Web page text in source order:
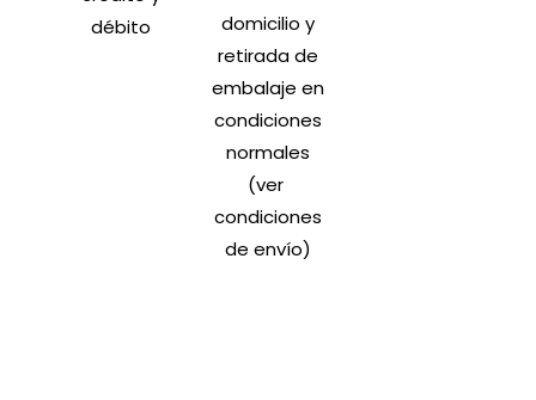
débito
domicilio y
retirada de
embalaje en
condiciones
normales
(ver
condiciones
de envío)